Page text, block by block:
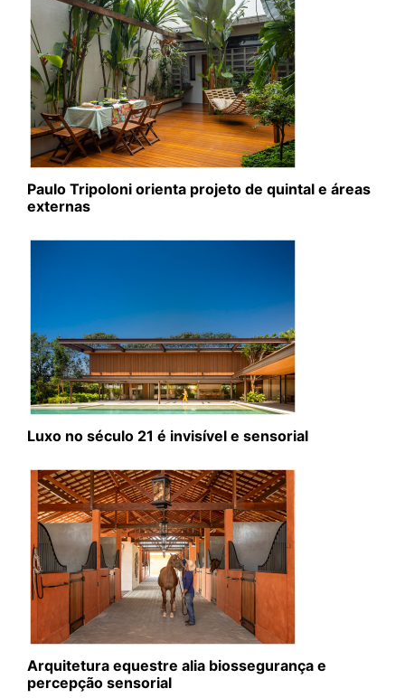
Paulo Tripoloni orienta projeto de quintal e áreas
externas
Luxo no século 21 é invisível e sensorial
Arquitetura equestre alia biossegurança e
percepção sensorial